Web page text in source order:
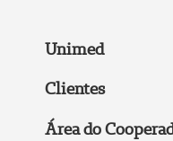
Unimed
Clientes
Área do